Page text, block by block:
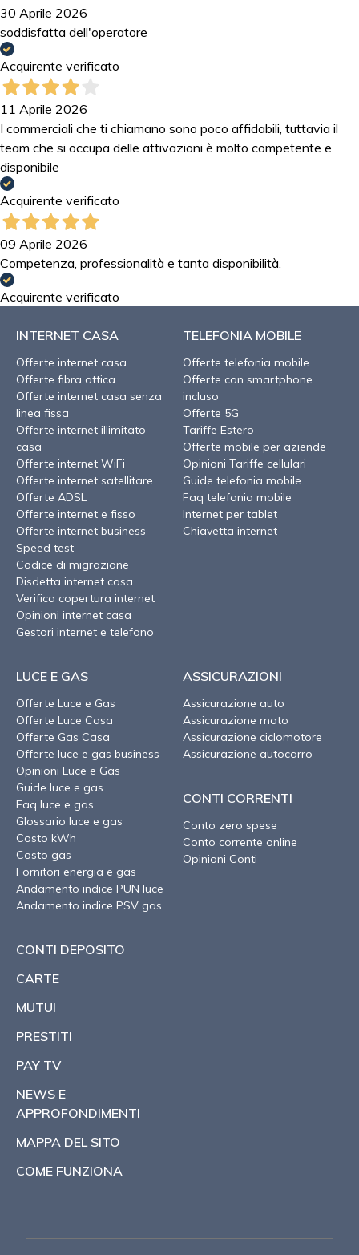
30 Aprile 2026
soddisfatta dell'operatore
Acquirente verificato
11 Aprile 2026
I commerciali che ti chiamano sono poco affidabili, tuttavia il
team che si occupa delle attivazioni è molto competente e
disponibile
Acquirente verificato
09 Aprile 2026
Competenza, professionalità e tanta disponibilità.
Acquirente verificato
INTERNET CASA
Offerte internet casa
Offerte fibra ottica
Offerte internet casa senza
linea fissa
Offerte internet illimitato
casa
Offerte internet WiFi
Offerte internet satellitare
Offerte ADSL
Offerte internet e fisso
Offerte internet business
Speed test
Codice di migrazione
Disdetta internet casa
Verifica copertura internet
Opinioni internet casa
Gestori internet e telefono
TELEFONIA MOBILE
Offerte telefonia mobile
Offerte con smartphone
incluso
Offerte 5G
Tariffe Estero
Offerte mobile per aziende
Opinioni Tariffe cellulari
Guide telefonia mobile
Faq telefonia mobile
Internet per tablet
Chiavetta internet
LUCE E GAS
Offerte Luce e Gas
Offerte Luce Casa
Offerte Gas Casa
Offerte luce e gas business
Opinioni Luce e Gas
Guide luce e gas
Faq luce e gas
Glossario luce e gas
Costo kWh
Costo gas
Fornitori energia e gas
Andamento indice PUN luce
Andamento indice PSV gas
ASSICURAZIONI
Assicurazione auto
Assicurazione moto
Assicurazione ciclomotore
Assicurazione autocarro
CONTI CORRENTI
Conto zero spese
Conto corrente online
Opinioni Conti
CONTI DEPOSITO
CARTE
MUTUI
PRESTITI
PAY TV
NEWS E
APPROFONDIMENTI
MAPPA DEL SITO
COME FUNZIONA